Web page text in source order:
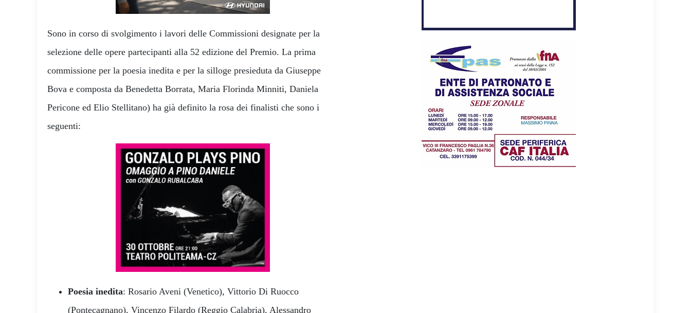
Sono in corso di svolgimento i lavori delle Commissioni designate per la
selezione delle opere partecipanti alla 52 edizione del Premio. La prima
commissione per la poesia inedita e per la silloge presieduta da Giuseppe
Bova e composta da Benedetta Borrata, Maria Florinda Minniti, Daniela
Pericone ed Elio Stellitano) ha già definito la rosa dei finalisti che sono i
seguenti:
Poesia inedita: Rosario Aveni (Venetico), Vittorio Di Ruocco
(Pontecagnano), Vincenzo Filardo (Reggio Calabria), Alessandro